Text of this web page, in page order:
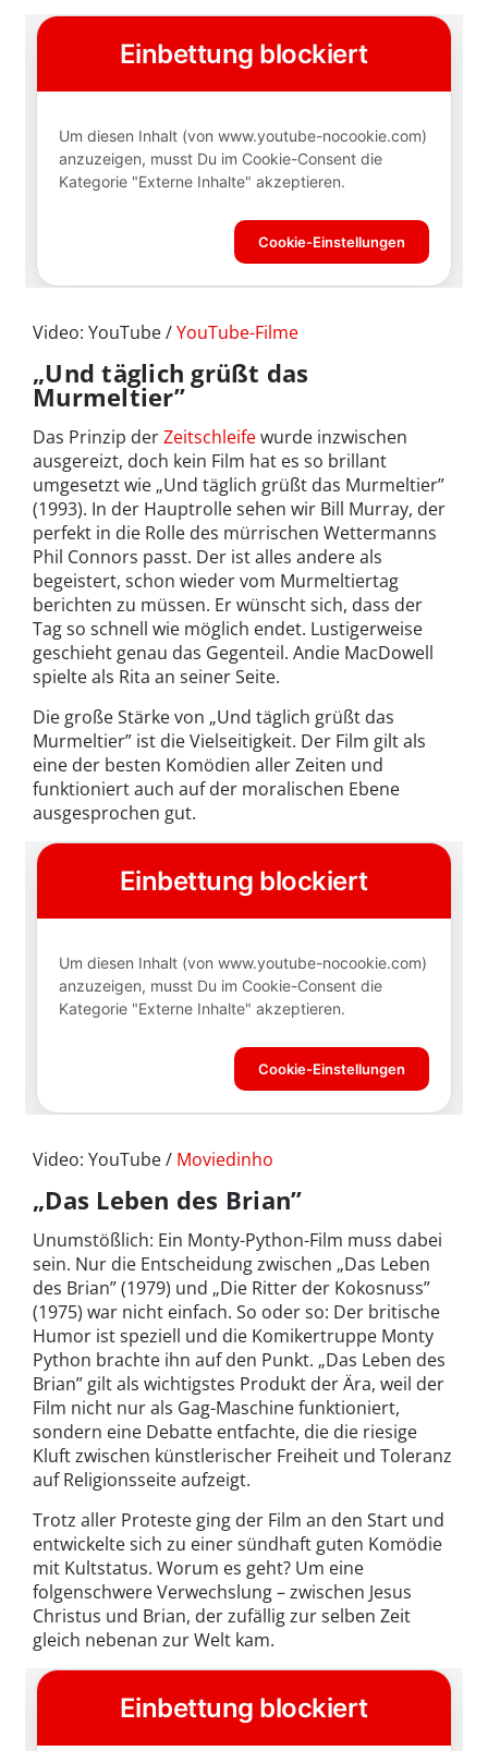
Video: YouTube /YouTube-Filme
„Und täglich grüßt das
Murmeltier”
Das Prinzip derZeitschleifewurde inzwischen
ausgereizt, doch kein Film hat es so brillant
umgesetzt wie „Und täglich grüßt das Murmeltier”
(1993). In der Hauptrolle sehen wir Bill Murray, der
perfekt in die Rolle des mürrischen Wettermanns
Phil Connors passt. Der ist alles andere als
begeistert, schon wieder vom Murmeltiertag
berichten zu müssen. Er wünscht sich, dass der
Tag so schnell wie möglich endet. Lustigerweise
geschieht genau das Gegenteil. Andie MacDowell
spielte als Rita an seiner Seite.
Die große Stärke von „Und täglich grüßt das
Murmeltier” ist die Vielseitigkeit. Der Film gilt als
eine der besten Komödien aller Zeiten und
funktioniert auch auf der moralischen Ebene
ausgesprochen gut.
Video: YouTube / Moviedinho
„Das Leben des Brian”
Unumstößlich: Ein Monty-Python-Film muss dabei
sein. Nur die Entscheidung zwischen „Das Leben
des Brian” (1979) und „Die Ritter der Kokosnuss”
(1975) war nicht einfach. So oder so: Der britische
Humor ist speziell und die Komikertruppe Monty
Python brachte ihn auf den Punkt. „Das Leben des
Brian” gilt als wichtigstes Produkt der Ära, weil der
Film nicht nur als Gag-Maschine funktioniert,
sondern eine Debatte entfachte, die die riesige
Kluft zwischen künstlerischer Freiheit und Toleranz
auf Religionsseite aufzeigt.
Trotz aller Proteste ging der Film an den Start und
entwickelte sich zu einer sündhaft guten Komödie
mit Kultstatus. Worum es geht? Um eine
folgenschwere Verwechslung – zwischen Jesus
Christus und Brian, der zufällig zur selben Zeit
gleich nebenan zur Welt kam.